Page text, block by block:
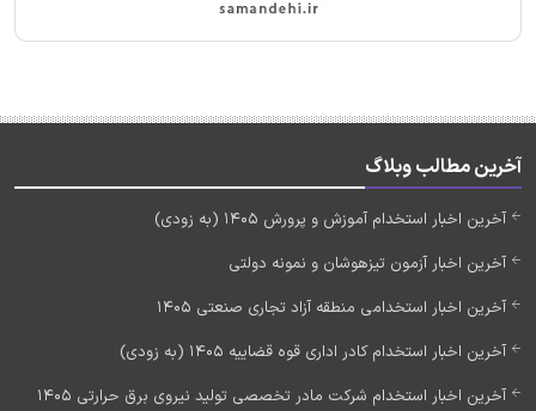
آخرین مطالب وبلاگ
آخرین اخبار استخدام آموزش و پرورش 1405 (به زودی)
آخرین اخبار آزمون تیزهوشان و نمونه دولتی
آخرین اخبار استخدامی منطقه آزاد تجاری صنعتی 1405
آخرین اخبار استخدام کادر اداری قوه قضاییه 1405 (به زودی)
آخرین اخبار استخدام شرکت مادر تخصصی تولید نیروی برق حرارتی 1405